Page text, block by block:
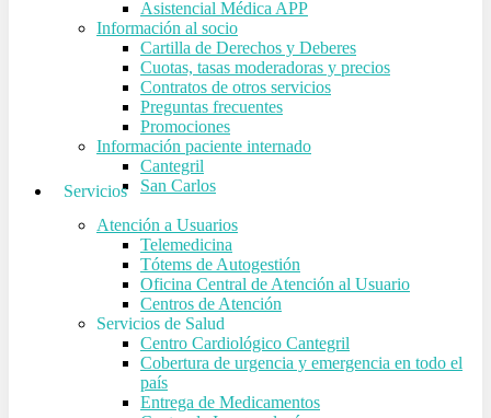
Asistencial Médica APP
Información al socio
Cartilla de Derechos y Deberes
Cuotas, tasas moderadoras y precios
Contratos de otros servicios
Preguntas frecuentes
Promociones
Información paciente internado
Cantegril
San Carlos
Servicios
Atención a Usuarios
Telemedicina
Tótems de Autogestión
Oficina Central de Atención al Usuario
Centros de Atención
Servicios de Salud
Centro Cardiológico Cantegril
Cobertura de urgencia y emergencia en todo el
país
Entrega de Medicamentos